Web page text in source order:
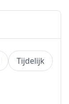
Tijdelijk